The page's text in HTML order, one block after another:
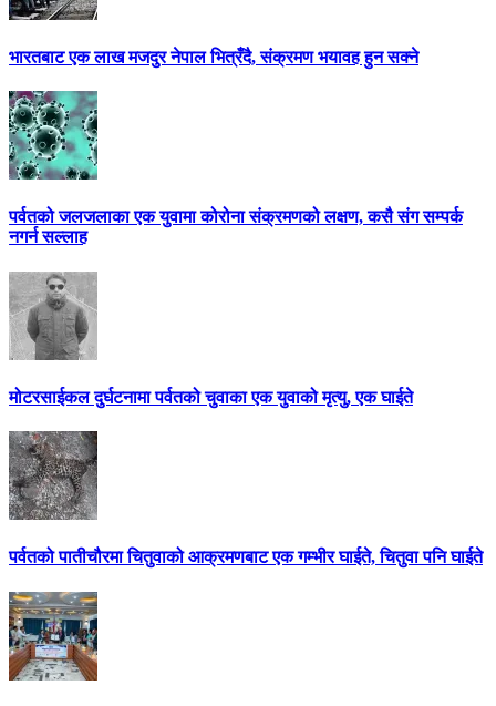
भारतबाट एक लाख मजदुर नेपाल भित्रँदै, संक्रमण भयावह हुन सक्ने
पर्वतको जलजलाका एक युवामा कोरोना संक्रमणको लक्षण, कसै संग सम्पर्क
नगर्न सल्लाह
मोटरसाईकल दुर्घटनामा पर्वतको चुवाका एक युवाको मृत्यु, एक घाईते
पर्वतको पातीचौरमा चितुवाको आक्रमणबाट एक गम्भीर घाईते, चितुवा पनि घाईते